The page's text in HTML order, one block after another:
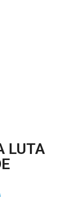
LUTA